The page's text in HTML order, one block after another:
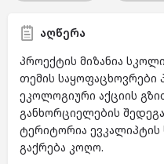
აღწერა
პროექტის მიზანია
თემის საყოფაცხოვრები
ეკოლოგიური აქციის
განხორციელების
ტერიტორია ევკალიპტის
გაქრება კოღო.